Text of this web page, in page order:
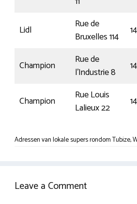
Lidl
Rue de
Bruxelles 114
Champion
Rue de
l’Industrie 8
Champion
Rue Louis
Lalieux 22
Adressen van lokale supers rondom Tubize,
Leave a Comment